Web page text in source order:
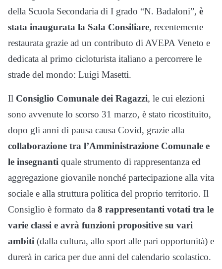
della Scuola Secondaria di I grado “N. Badaloni”, è
stata inaugurata la Sala Consiliare, recentemente
restaurata grazie ad un contributo di AVEPA Veneto e
dedicata al primo cicloturista italiano a percorrere le
strade del mondo: Luigi Masetti.
Il Consiglio Comunale dei Ragazzi, le cui elezioni
sono avvenute lo scorso 31 marzo, è stato ricostituito,
dopo gli anni di pausa causa Covid, grazie alla
collaborazione tra l’Amministrazione Comunale e
le insegnanti quale strumento di rappresentanza ed
aggregazione giovanile nonché partecipazione alla vita
sociale e alla struttura politica del proprio territorio. Il
Consiglio è formato da 8 rappresentanti votati tra le
varie classi e avrà funzioni propositive su vari
ambiti (dalla cultura, allo sport alle pari opportunità) e
durerà in carica per due anni del calendario scolastico.